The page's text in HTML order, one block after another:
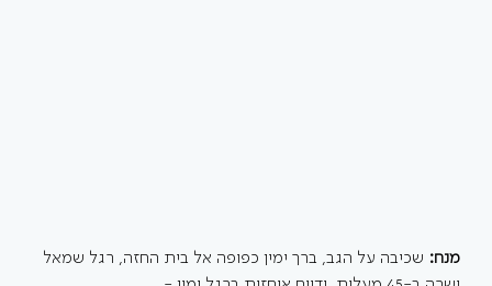
מנח: שכיבה על הגב, ברך ימין כפופה אל בית החזה, רגל שמאל